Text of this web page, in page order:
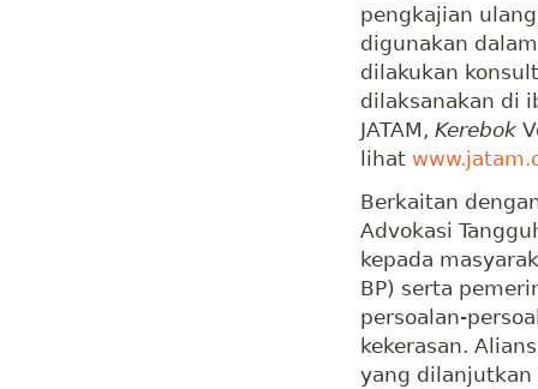
pengkajian
digunakan
dilakukan
dilaksanakan di
JATAM, Kerebok
lihat
Berkaitan
Advokasi
kepada
BP) serta
persoalan-
kekerasan.
yang dilanjutkan